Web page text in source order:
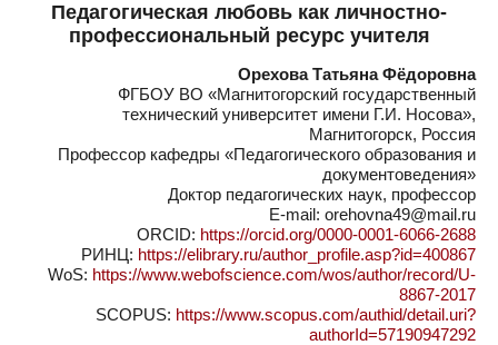
Педагогическая любовь как личностно-
профессиональный ресурс учителя
Орехова Татьяна Фёдоровна
ФГБОУ ВО «Магнитогорский государственный
технический университет имени Г.И. Носова»,
Магнитогорск, Россия
Профессор кафедры «Педагогического образования и
документоведения»
Доктор педагогических наук, профессор
E-mail: orehovna49@mail.ru
ORCID: https://orcid.org/0000-0001-6066-2688
РИНЦ: https://elibrary.ru/author_profile.asp?id=400867
WoS: https://www.webofscience.com/wos/author/record/U-
8867-2017
SCOPUS: https://www.scopus.com/authid/detail.uri?
authorId=57190947292